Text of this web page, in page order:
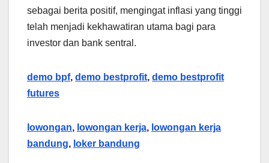
sebagai berita positif, mengingat inflasi yang tinggi
telah menjadi kekhawatiran utama bagi para
investor dan bank sentral.
demo bpf, demo bestprofit, demo bestprofit
futures
lowongan, lowongan kerja, lowongan kerja
bandung, loker bandung